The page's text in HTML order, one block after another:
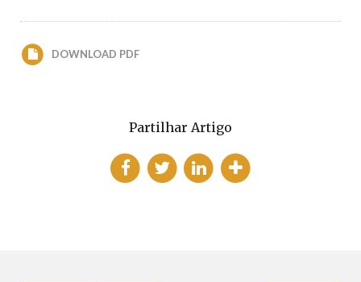
DOWNLOAD PDF
Partilhar Artigo